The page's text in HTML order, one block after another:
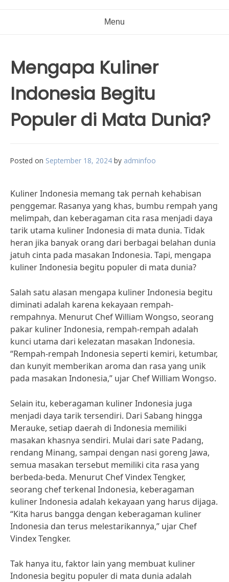
Menu
Mengapa Kuliner
Indonesia Begitu
Populer di Mata Dunia?
Posted on September 18, 2024 by adminfoo
Kuliner Indonesia memang tak pernah kehabisan
penggemar. Rasanya yang khas, bumbu rempah yang
melimpah, dan keberagaman cita rasa menjadi daya
tarik utama kuliner Indonesia di mata dunia. Tidak
heran jika banyak orang dari berbagai belahan dunia
jatuh cinta pada masakan Indonesia. Tapi, mengapa
kuliner Indonesia begitu populer di mata dunia?
Salah satu alasan mengapa kuliner Indonesia begitu
diminati adalah karena kekayaan rempah-
rempahnya. Menurut Chef William Wongso, seorang
pakar kuliner Indonesia, rempah-rempah adalah
kunci utama dari kelezatan masakan Indonesia.
“Rempah-rempah Indonesia seperti kemiri, ketumbar,
dan kunyit memberikan aroma dan rasa yang unik
pada masakan Indonesia,” ujar Chef William Wongso.
Selain itu, keberagaman kuliner Indonesia juga
menjadi daya tarik tersendiri. Dari Sabang hingga
Merauke, setiap daerah di Indonesia memiliki
masakan khasnya sendiri. Mulai dari sate Padang,
rendang Minang, sampai dengan nasi goreng Jawa,
semua masakan tersebut memiliki cita rasa yang
berbeda-beda. Menurut Chef Vindex Tengker,
seorang chef terkenal Indonesia, keberagaman
kuliner Indonesia adalah kekayaan yang harus dijaga.
“Kita harus bangga dengan keberagaman kuliner
Indonesia dan terus melestarikannya,” ujar Chef
Vindex Tengker.
Tak hanya itu, faktor lain yang membuat kuliner
Indonesia begitu populer di mata dunia adalah